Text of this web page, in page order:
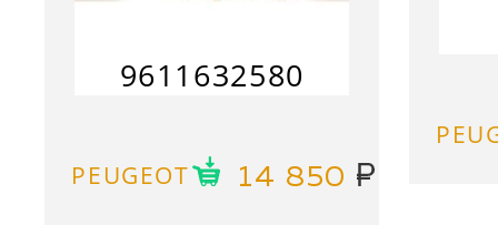
9611632580
PEUGEOT 14 850